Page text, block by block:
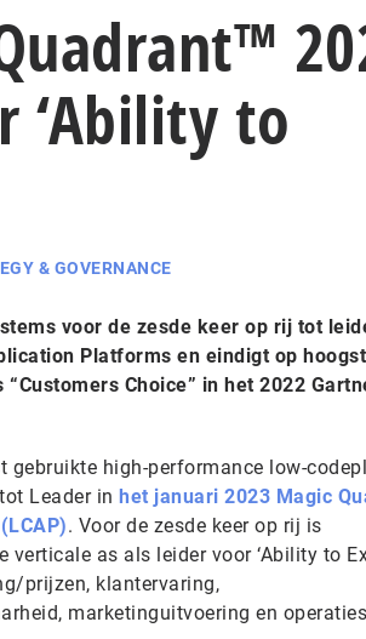
‘Ability to
& GOVERNANCE
voor de zesde keer op rij tot
Platforms en eindigt op
Choice” in het 2022
gebruikte high-performance low-
Leader in het januari 2023 Magic
. Voor de zesde keer op rij is
as als leider voor ‘Ability to
prijzen, klantervaring,
marketinguitvoering en